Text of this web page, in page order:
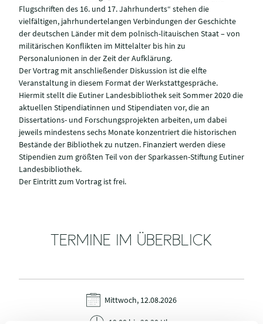
Flugschriften des 16. und 17. Jahrhunderts“ stehen die
vielfältigen, jahrhundertelangen Verbindungen der Geschichte
der deutschen Länder mit dem polnisch-litauischen Staat – von
militärischen Konflikten im Mittelalter bis hin zu
Personalunionen in der Zeit der Aufklärung.
Der Vortrag mit anschließender Diskussion ist die elfte
Veranstaltung in diesem Format der Werkstattgespräche.
Hiermit stellt die Eutiner Landesbibliothek seit Sommer 2020 die
aktuellen Stipendiatinnen und Stipendiaten vor, die an
Dissertations- und Forschungsprojekten arbeiten, um dabei
jeweils mindestens sechs Monate konzentriert die historischen
Bestände der Bibliothek zu nutzen. Finanziert werden diese
Stipendien zum größten Teil von der Sparkassen-Stiftung Eutiner
Landesbibliothek.
Der Eintritt zum Vortrag ist frei.
TERMINE IM ÜBERBLICK
Mittwoch, 12.08.2026